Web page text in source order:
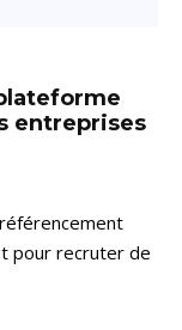
entreprises
pour recruter de